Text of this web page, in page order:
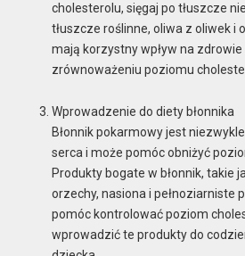
cholesterolu, sięgaj po tłuszcze
tłuszcze roślinne, oliwa z oliwek i
mają korzystny wpływ na
zrównoważeniu poziomu
Wprowadzenie do diety błonnika
Błonnik pokarmowy jest
serca i może pomóc obniżyć
Produkty bogate w błonnik, takie
orzechy, nasiona i pełnoziarniste
pomóc kontrolować poziom
wprowadzić te produkty do